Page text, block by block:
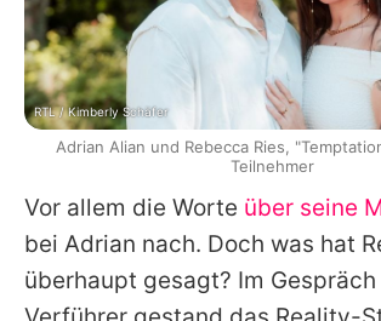
Vor allem die Worte über seine
bei Adrian nach. Doch was hat
überhaupt gesagt? Im
RTL / Kimberly Schäfer
Adrian Alian und Rebecca Ries,
Teilnehmer